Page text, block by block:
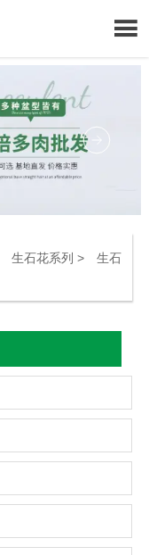

生石花系列 >
生石